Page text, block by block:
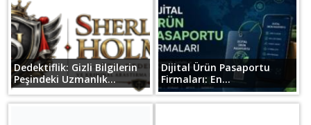
Dedektiflik: Gizli Bilgilerin
Peşindeki Uzmanlık...
Dijital Ürün Pasaportu
Firmaları: En...